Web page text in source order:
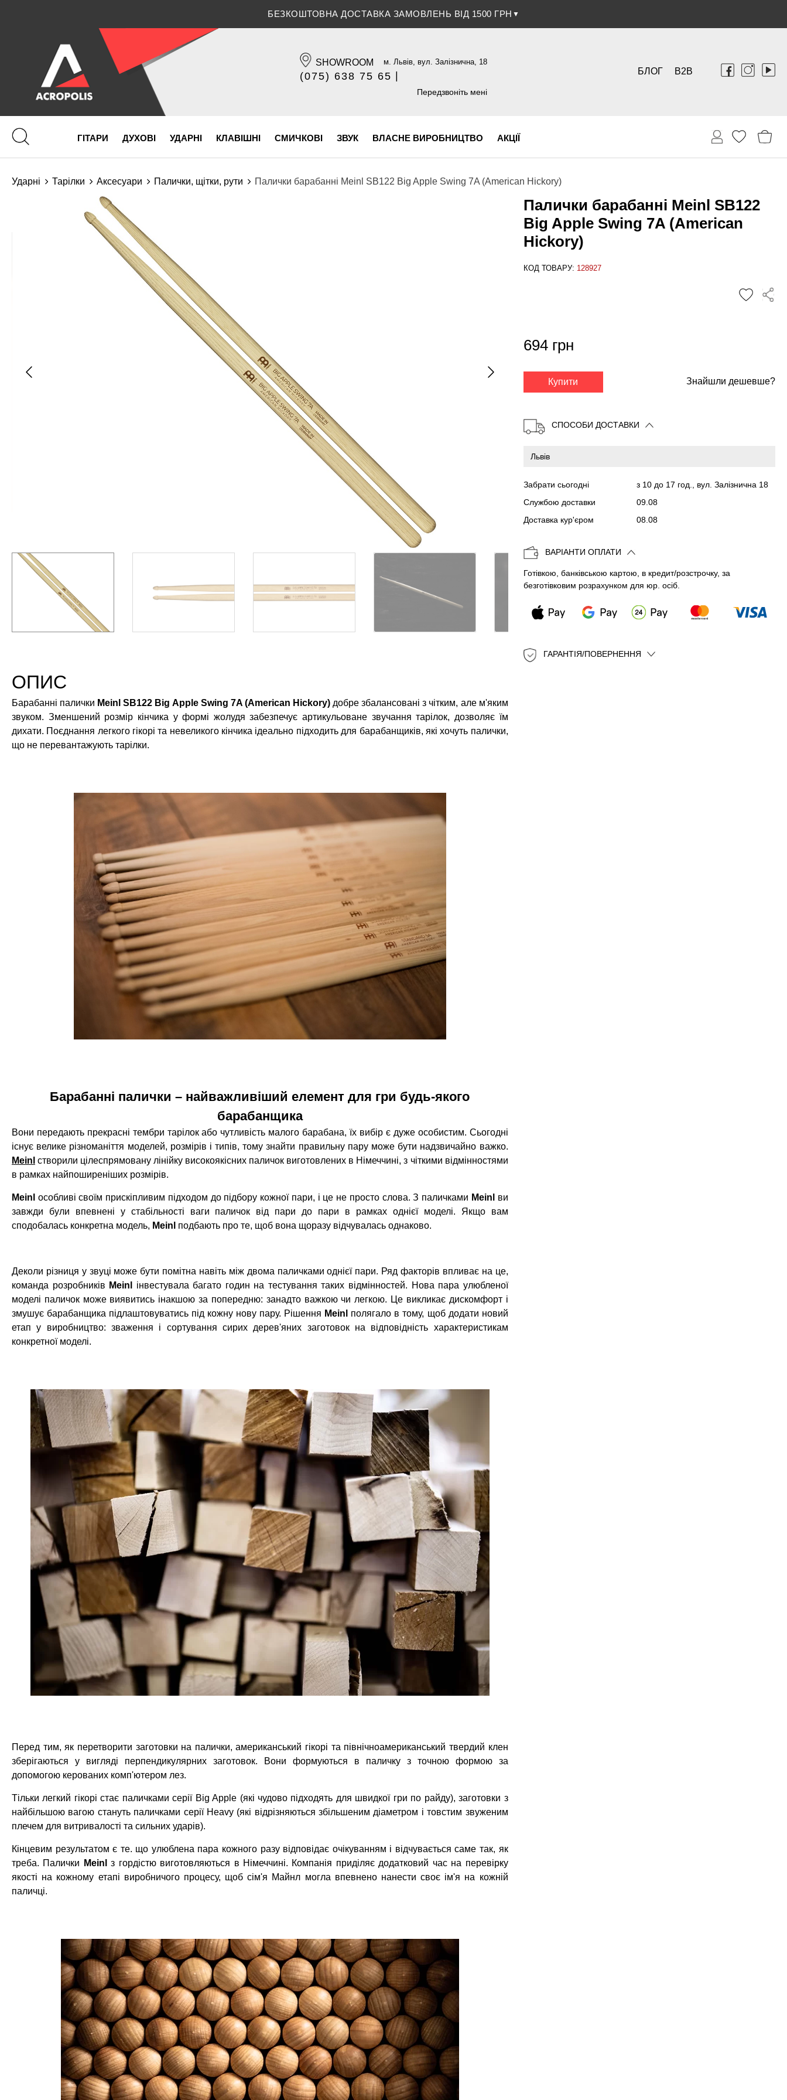
ЗНИЖКА 5% ПРИ ОПЛАТІ БАНКІВСЬКОЮ КАРТКОЮ▼
SHOWROOM м. Львів, вул. Залізнична, 18
(075) 638 75 65
(096) 609 84 32
Передзвоніть мені
B2B
БЛОГ
ГІТАРИ ДУХОВІ УДАРНІ КЛАВІШНІ СМИЧКОВІ ЗВУК ВЛАСНЕ ВИРОБНИЦТВО АКЦІЇ
Ударні Тарілки Аксесуари Палички, щітки, рути Палички барабанні Meinl SB122 Big Apple Swing 7A (American Hickory)
Палички барабанні Meinl SB122
Big Apple Swing 7A (American
Hickory)
КОД ТОВАРУ: 128927
694 грн
Купити Знайшли дешевше?
СПОСОБИ ДОСТАВКИ
Забрати сьогодні
з 10 до 17 год., вул. Залізнична 18
Службою доставки
09.08
Доставка кур'єром
08.08
ВАРІАНТИ ОПЛАТИ
Готівкою, банківською картою, в кредит/розстрочку, за
безготівковим розрахунком для юр. осіб.
ГАРАНТІЯ/ПОВЕРНЕННЯ
ОПИС
Барабанні палички Meinl SB122 Big Apple Swing 7A (American Hickory) добре збалансовані з чітким, але м'яким
звуком. Зменшений розмір кінчика у формі жолудя забезпечує артикульоване звучання тарілок, дозволяє їм
дихати. Поєднання легкого гікорі та невеликого кінчика ідеально підходить для барабанщиків, які хочуть палички,
що не перевантажують тарілки.
Барабанні палички – найважливіший елемент для гри будь-якого
барабанщика
Вони передають прекрасні тембри тарілок або чутливість малого барабана, їх вибір є дуже особистим. Сьогодні
існує велике різноманіття моделей, розмірів і типів, тому знайти правильну пару може бути надзвичайно важко.
Meinl створили цілеспрямовану лінійку високоякісних паличок виготовлених в Німеччині, з чіткими відмінностями
в рамках найпоширеніших розмірів.
Meinl особливі своїм прискіпливим підходом до підбору кожної пари, і це не просто слова. З паличками Meinl ви
завжди були впевнені у стабільності ваги паличок від пари до пари в рамках однієї моделі. Якщо вам
сподобалась конкретна модель, Meinl подбають про те, щоб вона щоразу відчувалась однаково.
Деколи різниця у звуці може бути помітна навіть між двома паличками однієї пари. Ряд факторів впливає на це,
команда розробників Meinl інвестувала багато годин на тестування таких відмінностей. Нова пара улюбленої
моделі паличок може виявитись інакшою за попередню: занадто важкою чи легкою. Це викликає дискомфорт і
змушує барабанщика підлаштовуватись під кожну нову пару. Рішення Meinl полягало в тому, щоб додати новий
етап у виробництво: зваження і сортування сирих дерев'яних заготовок на відповідність характеристикам
конкретної моделі.
Перед тим, як перетворити заготовки на палички, американський гікорі та північноамериканський твердий клен
зберігаються у вигляді перпендикулярних заготовок. Вони формуються в паличку з точною формою за
допомогою керованих комп'ютером лез.
Тільки легкий гікорі стає паличками серії Big Apple (які чудово підходять для швидкої гри по райду), заготовки з
найбільшою вагою стануть паличками серії Heavy (які відрізняються збільшеним діаметром і товстим звуженим
плечем для витривалості та сильних ударів).
Кінцевим результатом є те. що улюблена пара кожного разу відповідає очікуванням і відчувається саме так, як
треба. Палички
Meinlз гордістю виготовляються в Німеччині. Компанія приділяє додатковий час на перевірку
якості на кожному етапі виробничого процесу, щоб сім'я Майнл могла впевнено нанести своє ім'я на кожній
паличці.